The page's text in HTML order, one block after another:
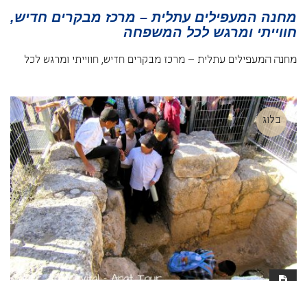
מחנה המעפילים עתלית – מרכז מבקרים חדיש,
חווייתי ומרגש לכל המשפחה
מחנה המעפילים עתלית – מרכז מבקרים חדיש, חווייתי ומרגש לכל
בלוג